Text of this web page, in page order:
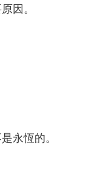
因。
永恆的。